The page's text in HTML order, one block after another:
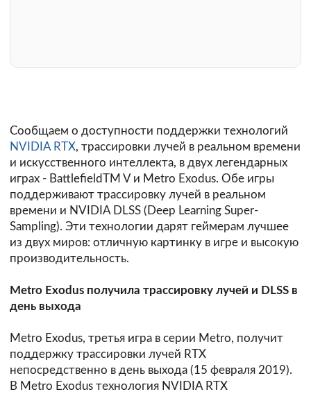
Сообщаем о доступности поддержки технологий
NVIDIA RTX, трассировки лучей в реальном времени
и искусственного интеллекта, в двух легендарных
играх - BattlefieldTM V и Metro Exodus. Обе игры
поддерживают трассировку лучей в реальном
времени и NVIDIA DLSS (Deep Learning Super-
Sampling). Эти технологии дарят геймерам лучшее
из двух миров: отличную картинку в игре и высокую
производительность.
Metro Exodus получила трассировку лучей и DLSS в
день выхода
Metro Exodus, третья игра в серии Metro, получит
поддержку трассировки лучей RTX
непосредственно в день выхода (15 февраля 2019).
В Metro Exodus технология NVIDIA RTX